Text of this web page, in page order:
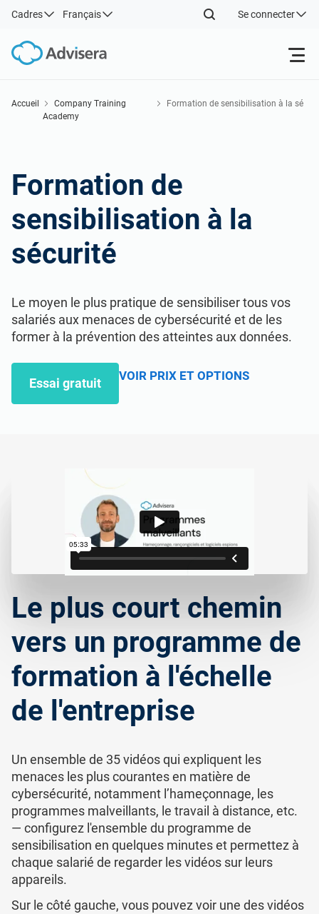
Cadres Français Se connecter
NIS2
DORA
RGPD UE
ISO 20000
ISO 22301
AS9100
Par type
Par où commencer
Industries
Consultants
Infrastructures essentielles
Télécommunications
Banque et finance
Administration
Établissements de santé
Automobile
Laboratoires
À propos de nous
Obtenir une démo
Accueil
Company Training
Academy
Formation de sensibilisation à la sé
Formation de
sensibilisation à la
sécurité
Le moyen le plus pratique de sensibiliser tous vos
salariés aux menaces de cybersécurité et de les
former à la prévention des atteintes aux données.
Essai gratuit VOIR PRIX ET OPTIONS
Le plus court chemin
vers un programme de
formation à l'échelle
de l'entreprise
Un ensemble de 35 vidéos qui expliquent les
menaces les plus courantes en matière de
cybersécurité, notamment l’hameçonnage, les
programmes malveillants, le travail à distance, etc.
— configurez l'ensemble du programme de
sensibilisation en quelques minutes et permettez à
chaque salarié de regarder les vidéos sur leurs
appareils.
Sur le côté gauche, vous pouvez voir une des vidéos